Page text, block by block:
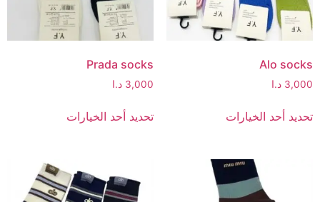
Alo socks
3,000 د.ا
تحديد أحد الخيارات
Prada socks
3,000 د.ا
تحديد أحد الخيارات